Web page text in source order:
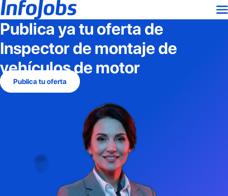
Publica ya tu oferta de
Inspector de montaje de
vehículos de motor
Publica tu oferta